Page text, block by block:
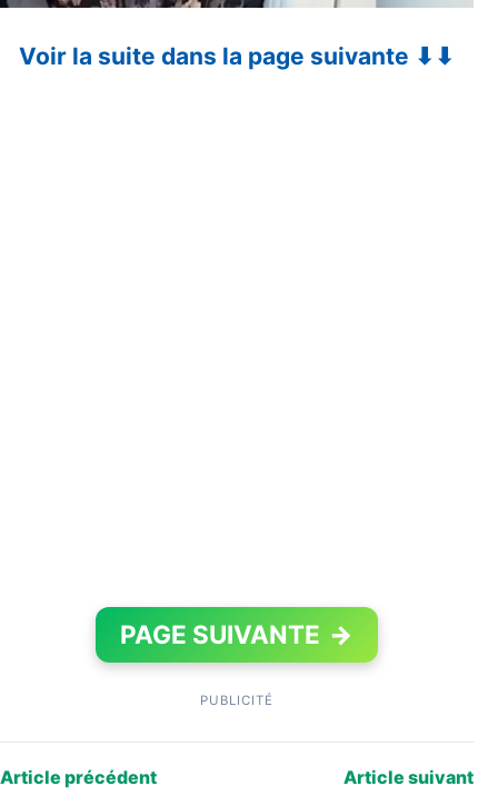
Voir la suite dans la page suivante ⬇⬇
PAGE SUIVANTE →
PUBLICITÉ
Article précédent Article suivant